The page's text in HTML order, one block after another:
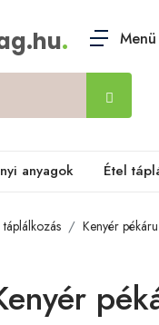
. Menü
anyagok Étel
táplálkozás Kenyér pékáru